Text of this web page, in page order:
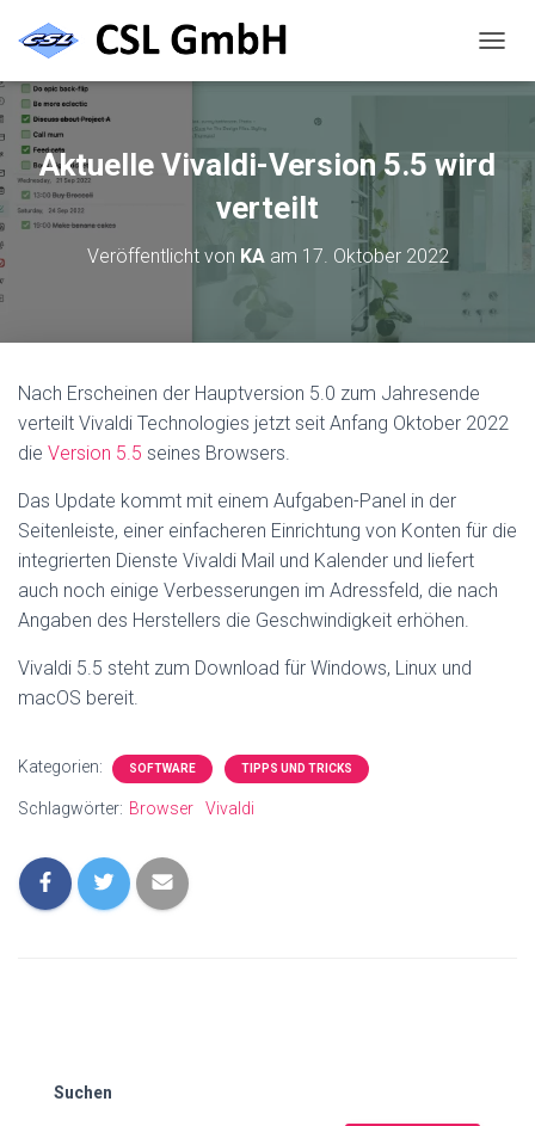
A
G
A
M
L
Aktuelle Vivaldi-Version 5.5 wird
verteilt
Veröffentlicht von KAam 17. Oktober 2022
Nach Erscheinen der Hauptversion 5.0 zum Jahresende
verteilt Vivaldi Technologies jetzt seit Anfang Oktober 2022
die Version 5.5 seines Browsers.
Das Update kommt mit einem Aufgaben-Panel in der
Seitenleiste, einer einfacheren Einrichtung von Konten für die
integrierten Dienste Vivaldi Mail und Kalender und liefert
auch noch einige Verbesserungen im Adressfeld, die nach
Angaben des Herstellers die Geschwindigkeit erhöhen.
Vivaldi 5.5 steht zum Download für Windows, Linux und
macOS bereit.
Kategorien: SOFTWARE TIPPS UND TRICKS
Schlagwörter: Browser Vivaldi
Suchen